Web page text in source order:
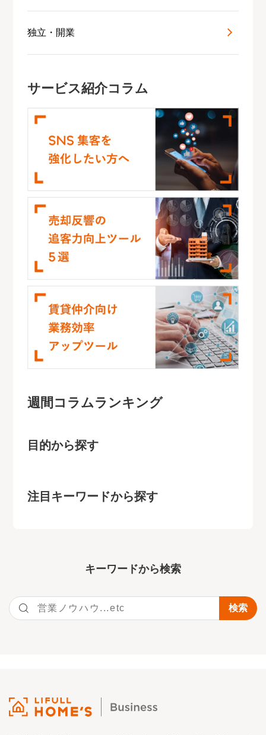
独立・開業
サービス紹介コラム
週間コラムランキング
目的から探す
注目キーワードから探す
キーワー ドから検索